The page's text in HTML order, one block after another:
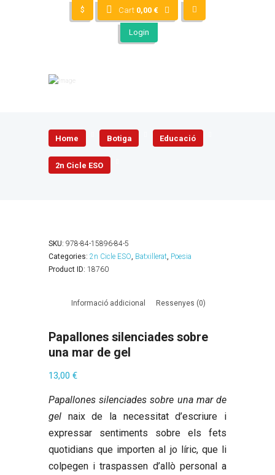
$ Cart 0,00 €
Login
Home Botiga Educació
2n Cicle ESO
SKU: 978-84-15896-84-5
Categories: 2n Cicle ESO, Batxillerat, Poesia
Product ID: 18760
Informació addicional Ressenyes (0)
Papallones silenciades sobre
una mar de gel
13,00 €
Papallones silenciades sobre una mar de
gel naix de la necessitat d’escriure i
expressar sentiments sobre els fets
quotidians que importen al jo líric, que li
colpegen i traspassen d’allò personal a